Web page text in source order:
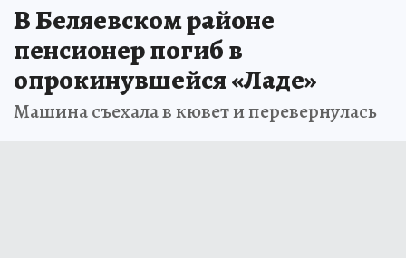
В Беляевском районе
пенсионер погиб в
опрокинувшейся «Ладе»
Машина съехала в кювет и перевернулась